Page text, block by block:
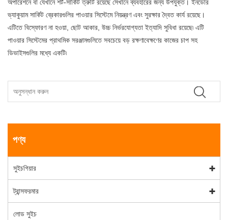
অপারেশনে বা যেখানে শর্ট-সার্কিট ত্রুটি রয়েছে সেখানে ব্যবহারের জন্য উপযুক্ত। ইনডোর
ভ্যাকুয়াম সার্কিট ব্রেকারগুলির পাওয়ার সিস্টেমে নিয়ন্ত্রণ এবং সুরক্ষার দ্বৈত কার্য রয়েছে।
এটিতে বিস্ফোরণ না হওয়া, ছোট আকার, উচ্চ নির্ভরযোগ্যতা ইত্যাদি সুবিধা রয়েছে৷ এটি
পাওয়ার সিস্টেমের প্রাথমিক সরঞ্জামগুলিতে সবচেয়ে বড় রক্ষণাবেক্ষণের কাজের চাপ সহ
ডিভাইসগুলির মধ্যে একটি৷
পণ্য
সুইচগিয়ার
ট্রান্সফরমার
লোড সুইচ